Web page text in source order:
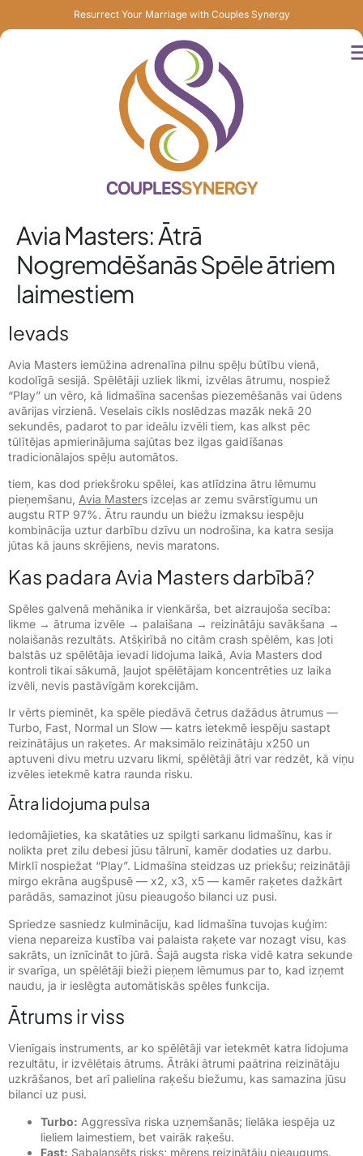
Resurrect Your Marriage with Couples Synergy
Avia Masters: Ātrā
Nogremdēšanās Spēle ātriem
laimestiem
Ievads
Avia Masters iemūžina adrenalīna pilnu spēļu būtību vienā,
kodolīgā sesijā. Spēlētāji uzliek likmi, izvēlas ātrumu, nospiež
“Play” un vēro, kā lidmašīna sacenšas piezemēšanās vai ūdens
avārijas virzienā. Veselais cikls noslēdzas mazāk nekā 20
sekundēs, padarot to par ideālu izvēli tiem, kas alkst pēc
tūlītējas apmierinājuma sajūtas bez ilgas gaidīšanas
tradicionālajos spēļu automātos.
tiem, kas dod priekšroku spēlei, kas atlīdzina ātru lēmumu
pieņemšanu, Avia Masters izceļas ar zemu svārstīgumu un
augstu RTP 97%. Ātru raundu un biežu izmaksu iespēju
kombinācija uztur darbību dzīvu un nodrošina, ka katra sesija
jūtas kā jauns skrējiens, nevis maratons.
Kas padara Avia Masters darbībā?
Spēles galvenā mehānika ir vienkārša, bet aizraujoša secība:
likme → ātruma izvēle → palaišana → reizinātāju savākšana →
nolaišanās rezultāts. Atšķirībā no citām crash spēlēm, kas ļoti
balstās uz spēlētāja ievadi lidojuma laikā, Avia Masters dod
kontroli tikai sākumā, ļaujot spēlētājam koncentrēties uz laika
izvēli, nevis pastāvīgām korekcijām.
Ir vērts pieminēt, ka spēle piedāvā četrus dažādus ātrumus —
Turbo, Fast, Normal un Slow — katrs ietekmē iespēju sastapt
reizinātājus un raķetes. Ar maksimālo reizinātāju x250 un
aptuveni divu metru uzvaru likmi, spēlētāji ātri var redzēt, kā viņu
izvēles ietekmē katra raunda risku.
Ātra lidojuma pulsa
Iedomājieties, ka skatāties uz spilgti sarkanu lidmašīnu, kas ir
nolikta pret zilu debesi jūsu tālrunī, kamēr dodaties uz darbu.
Mirklī nospiežat “Play”. Lidmašīna steidzas uz priekšu; reizinātāji
mirgo ekrāna augšpusē — x2, x3, x5 — kamēr raķetes dažkārt
parādās, samazinot jūsu pieaugošo bilanci uz pusi.
Spriedze sasniedz kulmināciju, kad lidmašīna tuvojas kuģim:
viena nepareiza kustība vai palaista raķete var nozagt visu, kas
sakrāts, un iznīcināt to jūrā. Šajā augsta riska vidē katra sekunde
ir svarīga, un spēlētāji bieži pieņem lēmumus par to, kad izņemt
naudu, ja ir ieslēgta automātiskās spēles funkcija.
Ātrums ir viss
Vienīgais instruments, ar ko spēlētāji var ietekmēt katra lidojuma
rezultātu, ir izvēlētais ātrums. Ātrāki ātrumi paātrina reizinātāju
uzkrāšanos, bet arī palielina raķešu biežumu, kas samazina jūsu
bilanci uz pusi.
Turbo: Aggressīva riska uzņemšanās; lielāka iespēja uz
lieliem laimestiem, bet vairāk raķešu.
Fast: Sabalansēts risks; mērens reizinātāju pieaugums.